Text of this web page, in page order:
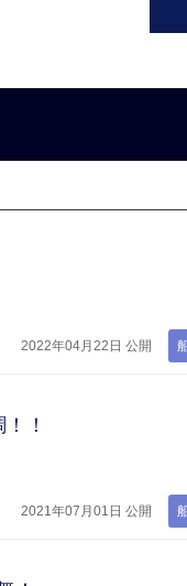
2022年04月22日 公開
！
2021年07月01日 公開